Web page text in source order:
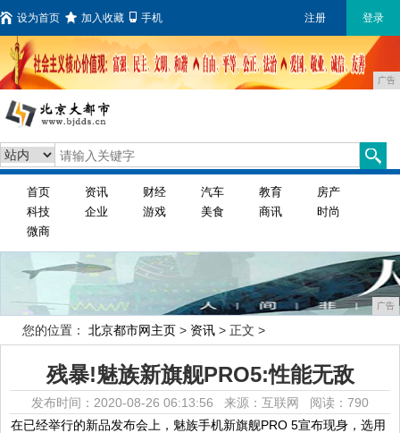
设为首页 加入收藏 手机 注册 登录
广告
首页 资讯 财经 汽车 教育
房产
科技
企业 游戏 美食 商讯
时尚
微商
广告
您的位置： 北京都市网主页 > 资讯 > 正文 >
残暴!魅族新旗舰PRO5:性能无敌
发布时间：2020-08-26 06:13:56 来源：互联网 阅读：790
在已经举行的新品发布会上，魅族手机新旗舰PRO 5宣布现身，选用